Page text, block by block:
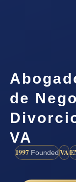
de
VA
1997 FoundedVA